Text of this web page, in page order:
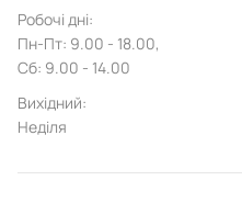
Робочі дні:
Пн-Пт: 9.00 - 18.00,
Сб: 9.00 - 14.00
Вихідний:
Неділя